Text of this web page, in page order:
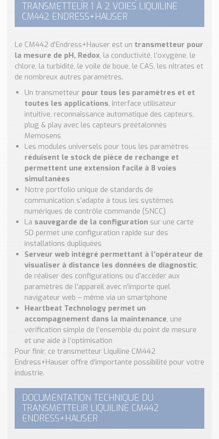
Nos Réalisations
Conseils et Actualités
brasseries
Contact & Devis
Devis, Tarifs, Renseignements techniques
TRANSMETTEUR 1 À 2 VOIES LIQUILINE
CM442 ENDRESS+HAUSER
Le CM442 d’Endress+Hauser est un transmetteur pour
la mesure de pH, Redox, la conductivité, l’oxygène, le
chlore, la turbidité, le voile de boue, le CAS, les nitrates et
de nombreux autres paramètres.
Un transmetteur pour tous les paramètres et et
toutes les applications, interface utilisateur
intuitive, reconnaissance automatique des capteurs,
plug & play avec les capteurs préétalonnés
Memosens
Les modules universels pour tous les paramètres
réduisent le stock de pièce de rechange et
permettent une extension facile à 8 voies
simultanées
Notre portfolio unique de standards de
communication s’adapte à tous les systèmes
numériques de contrôle commande (SNCC)
La sauvegarde de la configuration sur une carte
SD permet une configuration rapide sur des
installations dupliquées
Serveur web intégré permettant à l’opérateur de
visualiser à distance les données de diagnostic,
de réaliser des configurations ou d’accéder aux
paramètres de l’appareil avec n’importe quel
navigateur web – même via un smartphone
Heartbeat Technology permet un
accompagnement dans la maintenance, une
vérification simple de l’ensemble du point de mesure
et une aide à l’optimisation
Pour finir, ce transmetteur Liquiline CM442
Endress+Hauser offre d’importante possibilité pour votre
industrie.
DOCUMENTATION TECHNIQUE DU
TRANSMETTEUR LIQUILINE CM442
ENDRESS+HAUSER